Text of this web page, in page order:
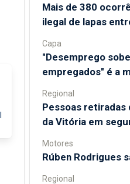
Mais de 380
ilegal de lapas
Capa
"Desemprego
empregados" é a
Regional
Pessoas retiradas
da Vitória em
Motores
Rúben Rodrigues
Regional